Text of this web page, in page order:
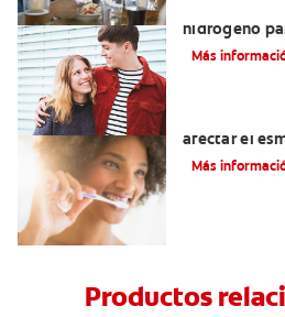
hidrógeno
Más
afectar el
Más
Productos